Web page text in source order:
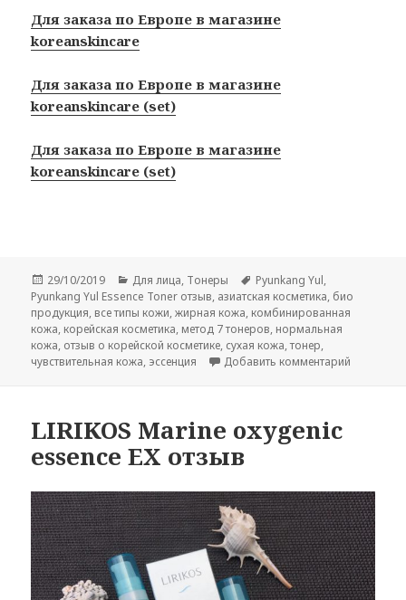
Для заказа по Европе в магазине
koreanskincare
Для заказа по Европе в магазине
koreanskincare (set)
Для заказа по Европе в магазине
koreanskincare (set)
Опубликовано
29/10/2019 Рубрики
Для лица, Тонеры Метки
Pyunkang Yul,
Pyunkang Yul Essence Toner отзыв, азиатская косметика, био
продукция, все типы кожи,жирная кожа, комбинированная
кожа, корейская косметика, метод 7 тонеров, нормальная
кожа, отзыв о корейской косметике, сухая кожа,тонер,
чувствительная кожа, эссенция Добавить комментарий
LIRIKOS Marine oxygenic
essence EX отзыв